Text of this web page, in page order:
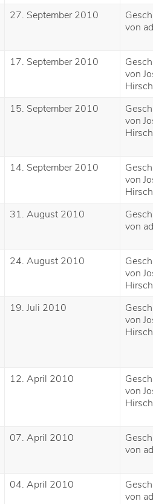
27. September 2010
von
17. September 2010
von
Hirsch
15. September 2010
von
Hirsch
14. September 2010
von
Hirsch
31. August 2010
von
24. August 2010
von
Hirsch
19. Juli 2010
von
Hirsch
12. April 2010
von
Hirsch
07. April 2010
von
04. April 2010
von